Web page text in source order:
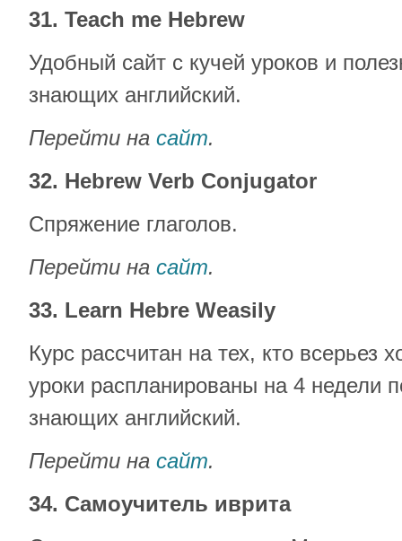
31. Teach me Hebrew
Удобный сайт с кучей уроков и
знающих английский.
Перейти на сайт.
32. Hebrew Verb Conjugator
Спряжение глаголов.
Перейти на сайт.
33. Learn Hebre Weasily
Курс рассчитан на тех, кто всерьез
уроки распланированы на 4 недели
знающих английский.
Перейти на сайт.
34. Самоучитель иврита